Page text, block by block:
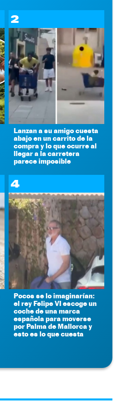
2
Lanzan a su amigo cuesta
abajo en un carrito de la
compra y lo que ocurre al
llegar a la carretera
parece imposible
4
Pocos se lo imaginarían:
el rey Felipe VI escoge un
coche de una marca
española para moverse
por Palma de Mallorca y
esto es lo que cuesta